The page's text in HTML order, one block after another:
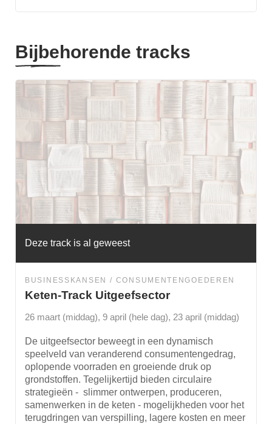
Bijbehorende tracks
Deze track is al geweest
BUSINESSKANSEN CONSUMENTENGOEDEREN
Keten-Track Uitgeefsector
26 maart (middag), 9 april (hele dag), 23 april (middag)
De uitgeefsector beweegt in een dynamisch
speelveld van veranderend consumentengedrag,
oplopende voorraden en groeiende druk op
grondstoffen. Tegelijkertijd bieden circulaire
strategieën - slimmer ontwerpen, produceren,
samenwerken in de keten - mogelijkheden voor het
terugdringen van verspilling, lagere kosten en meer